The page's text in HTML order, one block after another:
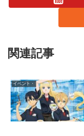
関連記事
イベント・